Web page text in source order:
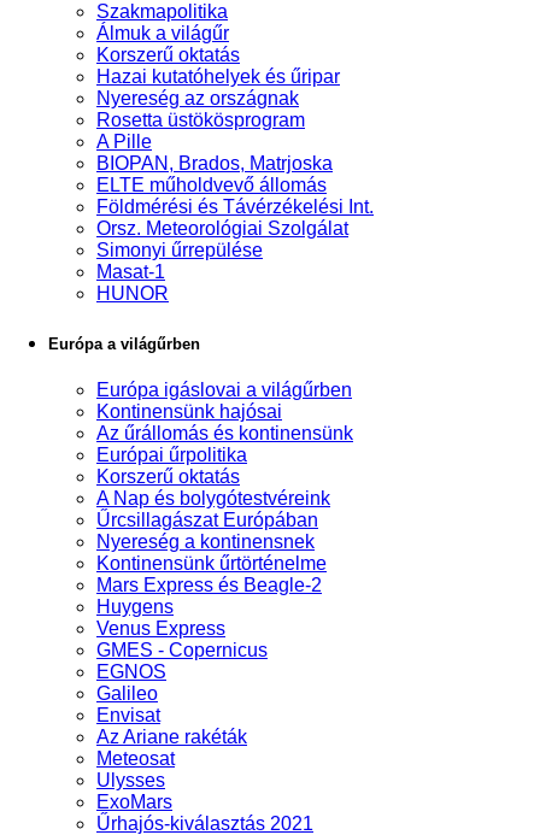
Szakmapolitika
Álmuk a világűr
Korszerű oktatás
Hazai kutatóhelyek és űripar
Nyereség az országnak
Rosetta üstökösprogram
A Pille
BIOPAN, Brados, Matrjoska
ELTE műholdvevő állomás
Földmérési és Távérzékelési Int.
Orsz. Meteorológiai Szolgálat
Simonyi űrrepülése
Masat-1
HUNOR
Európa a világűrben
Európa igáslovai a világűrben
Kontinensünk hajósai
Az űrállomás és kontinensünk
Európai űrpolitika
Korszerű oktatás
A Nap és bolygótestvéreink
Űrcsillagászat Európában
Nyereség a kontinensnek
Kontinensünk űrtörténelme
Mars Express és Beagle-2
Huygens
Venus Express
GMES - Copernicus
EGNOS
Galileo
Envisat
Az Ariane rakéták
Meteosat
Ulysses
ExoMars
Űrhajós-kiválasztás 2021